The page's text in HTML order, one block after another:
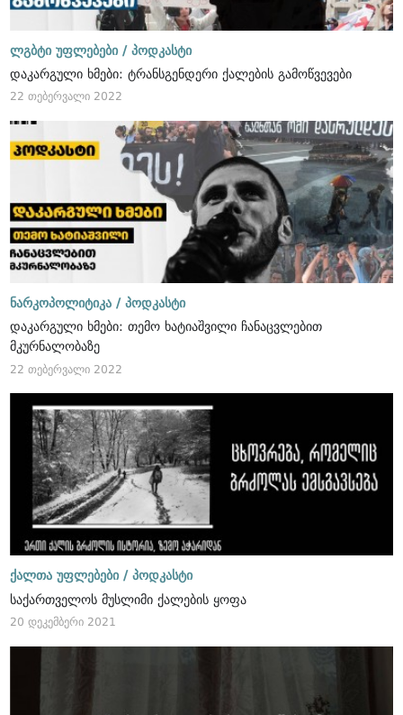
ლგბტი უფლებები / პოდკასტი
დაკარგული ხმები: ტრანსგენდერი ქალების გამოწვევები
22 თებერვალი 2022
ნარკოპოლიტიკა / პოდკასტი
დაკარგული ხმები: თემო ხატიაშვილი ჩანაცვლებით
მკურნალობაზე
22 თებერვალი 2022
ქალთა უფლებები / პოდკასტი
საქართველოს მუსლიმი ქალების ყოფა
20 დეკემბერი 2021